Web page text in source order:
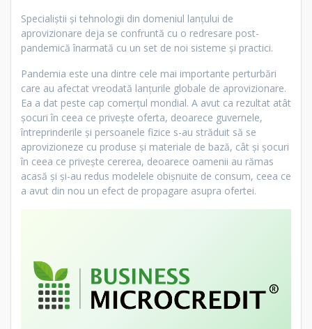
Specialiștii și tehnologii din domeniul lanțului de
aprovizionare deja se confruntă cu o redresare post-
pandemică înarmată cu un set de noi sisteme și practici.
Pandemia este una dintre cele mai importante perturbări
care au afectat vreodată lanțurile globale de aprovizionare.
Ea a dat peste cap comerțul mondial. A avut ca rezultat atât
șocuri în ceea ce privește oferta, deoarece guvernele,
întreprinderile și persoanele fizice s-au străduit să se
aprovizioneze cu produse și materiale de bază, cât și șocuri
în ceea ce privește cererea, deoarece oamenii au rămas
acasă și și-au redus modelele obișnuite de consum, ceea ce
a avut din nou un efect de propagare asupra ofertei.